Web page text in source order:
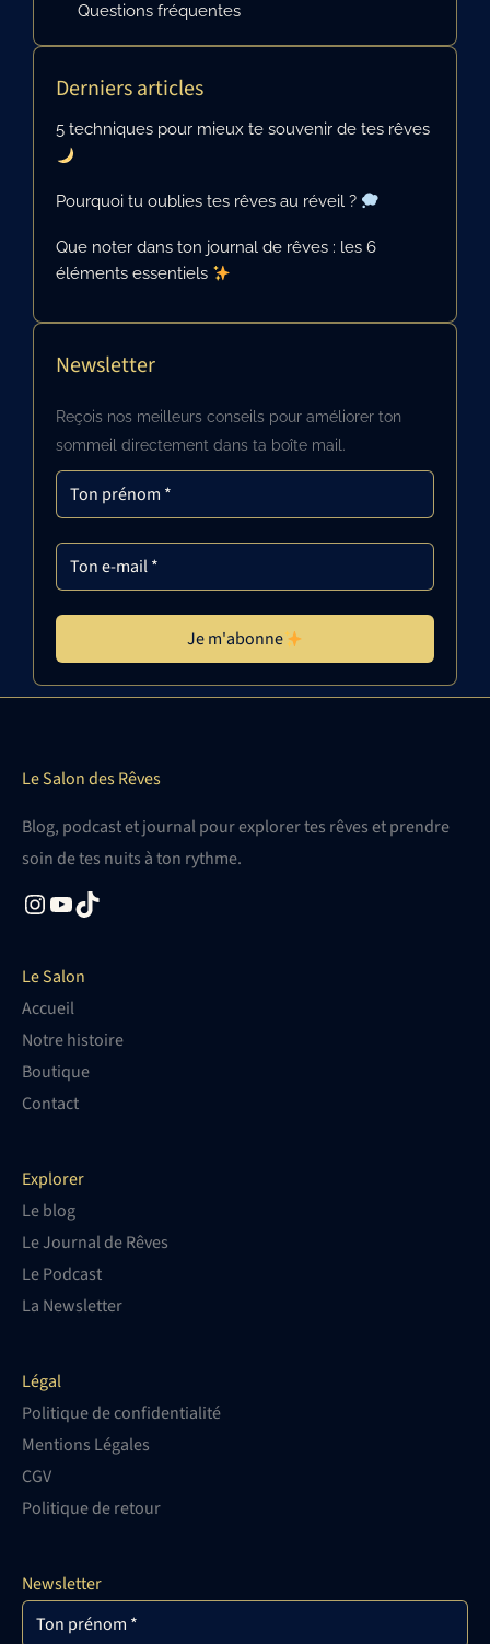
Questions fréquentes
Derniers articles
5 techniques pour mieux te souvenir de tes rêves
Pourquoi tu oublies tes rêves au réveil ?
Que noter dans ton journal de rêves : les 6
éléments essentiels
Newsletter
Reçois nos meilleurs conseils pour améliorer ton
sommeil directement dans ta boîte mail.
Je m'abonne
Le Salon des Rêves
Blog, podcast et journal pour explorer tes rêves et prendre
soin de tes nuits à ton rythme.
Instagram
YOutube
TikTok
Le Salon
Accueil
Notre histoire
Boutique
Contact
Explorer
Le blog
Le Journal de Rêves
Le Podcast
La Newsletter
Légal
Politique de confidentialité
Mentions Légales
CGV
Politique de retour
Newsletter